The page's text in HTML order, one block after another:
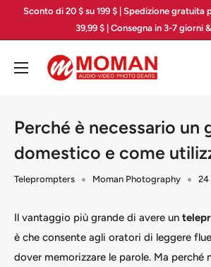
Sconto di 20 $ su 199 $ | Spedizione gratuita
39,99 $ | Consegna in 3-7 giorni
Moman
PhotoGears
Perché è necessario un
domestico e come
Teleprompters Moman Photography 24
Il vantaggio più grande di avere un
è che consente agli oratori di leggere
dover memorizzare le parole. Ma perché